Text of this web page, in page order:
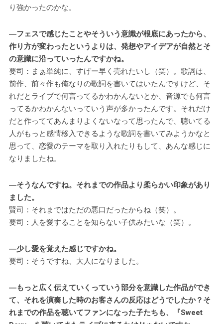
り強かったのかな。
―フェスで感じたことやそういう意識が根底にあったから、
作り方が変わったというよりは、発想やアイデアが自然とそ
の意識に沿っていったんですかね。
要司：まぁ単純に、すげー早く売れたいし（笑）。歌詞は、
前作、前々作も俺なりの歌詞を書いてはいたんですけど、そ
れだとライブで何言ってるかわかんないとか、音源でも何言
ってるかわかんないっていう声が多かったんです。それだけ
だと作っててあんまりよくないなって思ったんで、聴いてる
人がもっと感情移入できるような歌詞を書いてみようかなと
思って、恋愛のテーマを取り入れたりもして、あんな感じに
なりましたね。
―そうなんですね。それまでの作品より柔らかい印象があり
ました。
賢司：それまではただの悪口だったからね（笑）。
要司：人を愛することを知らない子供みたいな（笑）。
―少し愛を覚えた感じですかね。
要司：そうですね、大人になりました。
―もっと広く伝えていくっていう部分を意識した作品ができ
て、それを演奏した時のお客さんの反応はどうでしたか？そ
れまでの作品を聴いてファンになった子たちも、『Sweet